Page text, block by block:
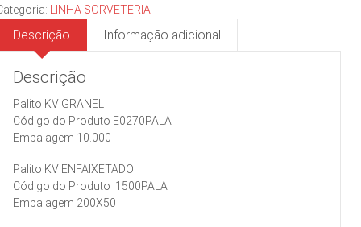
LINHA SORVETERIA
Descrição Informação adicional
Descrição
Palito KV GRANEL
Código do Produto E0270PALA
Embalagem 10.000
Palito KV ENFAIXETADO
Código do Produto I1500PALA
Embalagem 200X50